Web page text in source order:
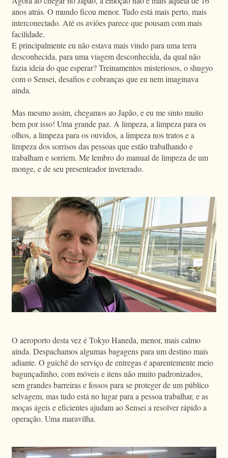
anos atrás. O mundo ficou menor. Tudo está mais perto, mais
interconectado. Até os aviões parece que pousam com mais
facilidade.
E principalmente eu não estava mais vindo para uma terra
desconhecida, para uma viagem desconhecida, da qual não
fazia ideia do que esperar? Treinamentos misteriosos, o shugyo
com o Sensei, desafios e cobranças que eu nem imaginava
ainda.
Mas mesmo assim, chegamos ao Japão, e eu me sinto muito
bem por isso! Uma grande paz. A limpeza, a limpeza para os
olhos, a limpeza para os ouvidos, a limpeza nos tratos e a
limpeza dos sorrisos das pessoas que estão trabalhando e
trabalham e sorriem. Me lembro do manual de limpeza de um
monge, e de seu presenteador inveterado.
O aeroporto desta vez é Tokyo Haneda, menor, mais calmo
ainda. Despachamos algumas bagagens para um destino mais
adiante. O guichê do serviço de entregas é aparentemente meio
bagunçadinho, com móveis e itens não muito padronizados,
sem grandes barreiras e fossos para se proteger de um público
selvagem, mas tudo está no lugar para a pessoa trabalhar, e as
moças ágeis e eficientes ajudam ao Sensei a resolver rápido a
operação. Uma maravilha.